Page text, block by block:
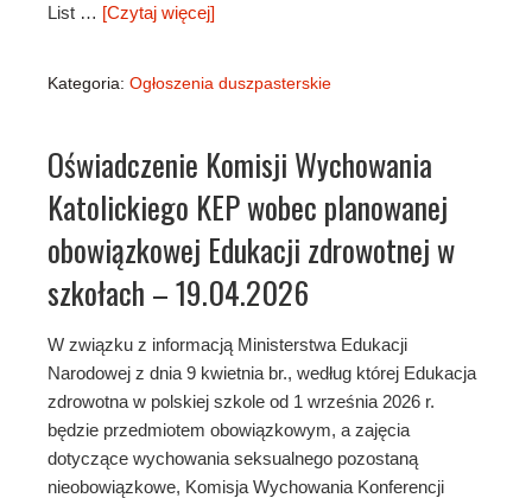
List … [Czytaj więcej]
Kategoria: Ogłoszenia duszpasterskie
Oświadczenie Komisji Wychowania
Katolickiego KEP wobec planowanej
obowiązkowej Edukacji zdrowotnej w
szkołach – 19.04.2026
W związku z informacją Ministerstwa Edukacji
Narodowej z dnia 9 kwietnia br., według której Edukacja
zdrowotna w polskiej szkole od 1 września 2026 r.
będzie przedmiotem obowiązkowym, a zajęcia
dotyczące wychowania seksualnego pozostaną
nieobowiązkowe, Komisja Wychowania Konferencji